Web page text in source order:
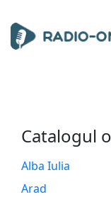
Catalogul
Alba Iulia
Arad